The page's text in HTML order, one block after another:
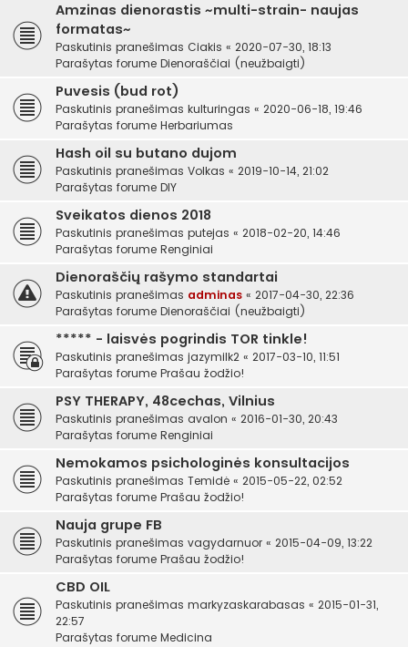
Amzinas dienorastis ~multi-strain- naujas
formatas~
Paskutinis pranešimas Ciakis « 2020-07-30, 18:13
Parašytas forume Dienoraščiai (neužbaigti)
Puvesis (bud rot)
Paskutinis pranešimas kulturingas « 2020-06-18, 19:46
Parašytas forume Herbariumas
Hash oil su butano dujom
Paskutinis pranešimas Volkas « 2019-10-14, 21:02
Parašytas forume DIY
Sveikatos dienos 2018
Paskutinis pranešimas putejas « 2018-02-20, 14:46
Parašytas forume Renginiai
Dienoraščių rašymo standartai
Paskutinis pranešimas adminas « 2017-04-30, 22:36
Parašytas forume Dienoraščiai (neužbaigti)
***** - laisvės pogrindis TOR tinkle!
Paskutinis pranešimas jazymilk2 « 2017-03-10, 11:51
Parašytas forume Prašau žodžio!
PSY THERAPY, 48cechas, Vilnius
Paskutinis pranešimas avalon « 2016-01-30, 20:43
Parašytas forume Renginiai
Nemokamos psichologinės konsultacijos
Paskutinis pranešimas Temidė « 2015-05-22, 02:52
Parašytas forume Prašau žodžio!
Nauja grupe FB
Paskutinis pranešimas vagydarnuor « 2015-04-09, 13:22
Parašytas forume Prašau žodžio!
CBD OIL
Paskutinis pranešimas markyzaskarabasas « 2015-01-31,
22:57
Parašytas forume Medicina